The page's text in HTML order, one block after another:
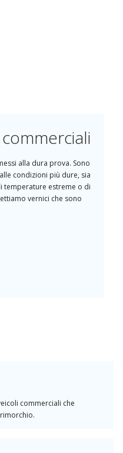
alla dura prova. Sono
condizioni più dure, sia
temperature estreme o di
vernici che sono
la resistenza testata
commerciali che